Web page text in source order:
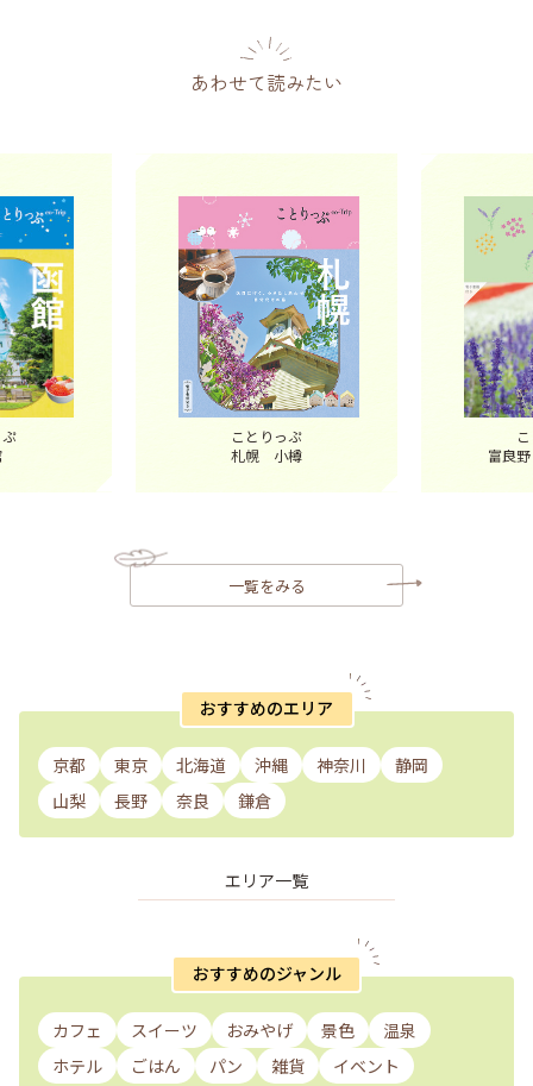
あわせて読みたい
ことりっぷ
札幌 小樽
富良
一覧をみる
おすすめのエリア
京都 東京 北海道 沖縄 神奈川
静岡
山梨
長野 奈良 鎌倉
エリア一覧
おすすめのジャンル
カフェ スイーツ おみやげ 景色
温泉
ホテル
ごはん パン 雑貨 イベント